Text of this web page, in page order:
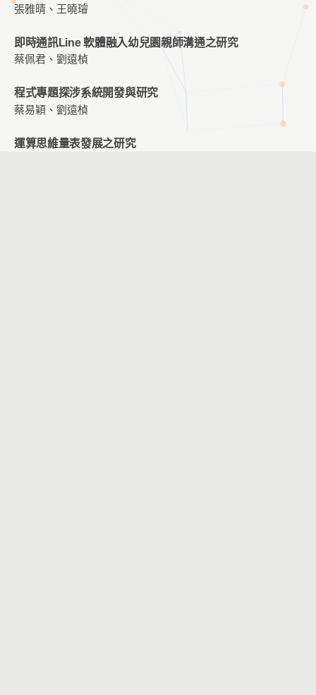
張雅晴、王曉璿
即時通訊Line 軟體融入幼兒園親師溝通之研究
蔡佩君、劉遠楨
程式專題探涉系統開發與研究
蔡易穎、劉遠楨
運算思維量表發展之研究